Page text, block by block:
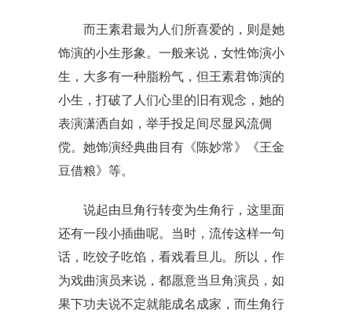
而王素君最为人们所喜爱的，则是她
饰演的小生形象。一般来说，女性饰演小
生，大多有一种脂粉气，但王素君饰演的
小生，打破了人们心里的旧有观念，她的
表演潇洒自如，举手投足间尽显风流倜
傥。她饰演经典曲目有《陈妙常》《王金
豆借粮》等。
说起由旦角行转变为生角行，这里面
还有一段小插曲呢。当时，流传这样一句
话，吃饺子吃馅，看戏看旦儿。所以，作
为戏曲演员来说，都愿意当旦角演员，如
果下功夫说不定就能成名成家，而生角行